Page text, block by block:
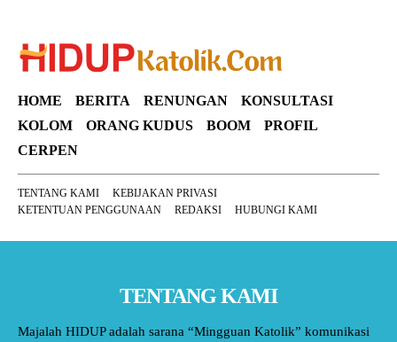
HOME BERITA RENUNGAN
KONSULTASI
KOLOM
ORANG KUDUS BOOM
PROFIL
CERPEN
TENTANG KAMI
KEBIJAKAN PRIVASI
KETENTUAN PENGGUNAAN
REDAKSI HUBUNGI KAMI
TENTANG KAMI
Majalah HIDUP adalah sarana “Mingguan Katolik” komunikasi